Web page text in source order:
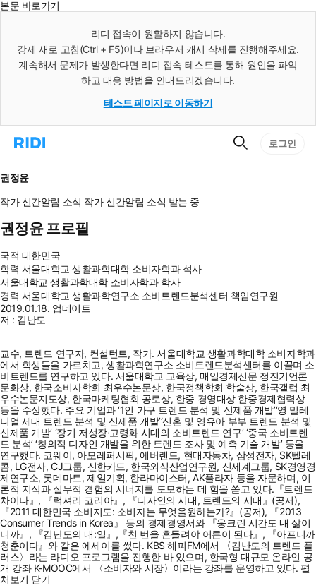
본문 바로가기
리디 접속이 원활하지 않습니다.
강제 새로 고침(Ctrl + F5)이나 브라우저 캐시 삭제를 진행해주세요.
계속해서 문제가 발생한다면 리디 접속 테스트를 통해 원인을 파악
하고 대응 방법을 안내드리겠습니다.
테스트 페이지로 이동하기
리
으
로
이
동
검
로그인
권정윤
작가 신간알림 소식 작가 신간알림 소식 받는 중
권정윤 프로필
국적 대한민국
학력 서울대학교 생활과학대학 소비자학과 석사
서울대학교 생활과학대학 소비자학과 학사
경력 서울대학교 생활과학연구소 소비트렌드분석센터 책임연구원
2019.01.18. 업데이트
저 : 김난도
교수, 트렌드 연구자, 컨설턴트, 작가. 서울대학교 생활과학대학 소비자학과
에서 학생들을 가르치고, 생활과학연구소 소비트렌드분석센터를 이끌며 소
비트렌드를 연구하고 있다. 서울대학교 교육상, 매일경제신문 정진기언론
문화상, 한국소비자학회 최우수논문상, 한국정책학회 학술상, 한국갤럽 최
우수논문지도상, 한국마케팅협회 공로상, 한중 경영대상 한중경제협력상
등을 수상했다. 주요 기업과 ‘1인 가구 트렌드 분석 및 신제품 개발’‘영 밀레
니얼 세대 트렌드 분석 및 신제품 개발’‘신혼 및 영유아 부부 트렌드 분석 및
신제품 개발’ ‘장기 저성장·고령화 시대의 소비트렌드 연구’ ‘중국 소비트렌
드 분석’ ‘창의적 디자인 개발을 위한 트렌드 조사 및 예측 기술 개발’ 등을
연구했다. 코웨이, 아모레퍼시픽, 에버랜드, 현대자동차, 삼성전자, SK텔레
콤, LG전자, CJ그룹, 신한카드, 한국외식산업연구원, 신세계그룹, SK경영경
제연구소, 롯데마트, 제일기획, 한라마이스터, AK플라자 등을 자문하며, 이
론적 지식과 실무적 경험의 시너지를 도모하는 데 힘을 쏟고 있다.『트렌드
차이나』, 『럭셔리 코리아』, 『디자인의 시대, 트렌드의 시대』(공저),
『2011 대한민국 소비지도: 소비자는 무엇을원하는가?』(공저), 『2013
Consumer Trends in Korea』 등의 경제경영서와 『웅크린 시간도 내 삶이
니까』, 『김난도의 내:일』,『천 번을 흔들려야 어른이 된다』, 『아프니까
청춘이다』와 같은 에세이를 썼다. KBS 해피FM에서 〈김난도의 트렌드 플
러스〉라는 라디오 프로그램을 진행한 바 있으며, 한국형 대규모 온라인 공
개 강좌 K-MOOC에서 〈소비자와 시장〉이라는 강좌를 운영하고 있다. 펼
처보기 닫기